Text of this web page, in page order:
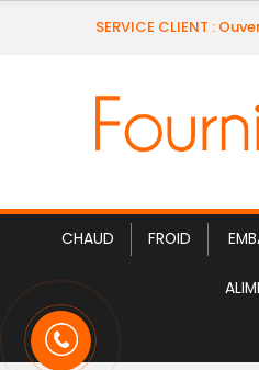
SERVICE CLIENT :
CHAUD FROID